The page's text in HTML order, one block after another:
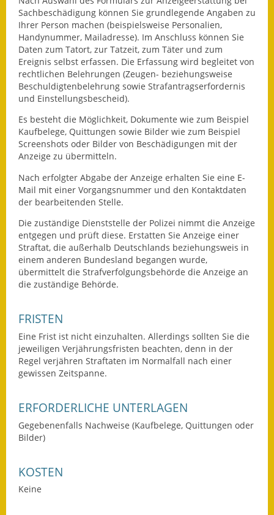
Eröffnungsbilanz
Getrennte
Abwassergebühr
Grundsteuerreform
Jahresabschlüsse
Heiraten in Notzingen
Notruftafel
Ortsrecht
Leben
Baugebiete & Bauplätze
Bauwasser/Wasser/Abwasser
Sachbeschädigung können Sie grundlegende Angaben zu
Ihrer Person machen (beispielsweise Personalien,
Handynummer, Mailadresse). Im Anschluss können Sie
Daten zum Tatort, zur Tatzeit, zum Täter und zum
Ereignis selbst erfassen. Die Erfassung wird begleitet von
rechtlichen Belehrungen (Zeugen- beziehungsweise
Beschuldigtenbelehrung sowie Strafantragserfordernis
und Einstellungsbescheid).
Es besteht die Möglichkeit, Dokumente wie zum Beispiel
Kaufbelege, Quittungen sowie Bilder wie zum Beispiel
Screenshots oder Bilder von Beschädigungen mit der
Anzeige zu übermitteln.
Nach erfolgter Abgabe der Anzeige erhalten Sie eine E-
Mail mit einer Vorgangsnummer und den Kontaktdaten
der bearbeitenden Stelle.
Die zuständige Dienststelle der Polizei nimmt die Anzeige
entgegen und prüft diese. Erstatten Sie Anzeige einer
Straftat, die außerhalb Deutschlands beziehungsweis in
einem anderen Bundesland begangen wurde,
übermittelt die Strafverfolgungsbehörde die Anzeige an
die zuständige Behörde.
FRISTEN
Eine Frist ist nicht einzuhalten. Allerdings sollten Sie die
jeweiligen Verjährungsfristen beachten, denn in der
Regel verjähren Straftaten im Normalfall nach einer
gewissen Zeitspanne.
ERFORDERLICHE UNTERLAGEN
Gegebenenfalls Nachweise (Kaufbelege, Quittungen oder
Bilder)
KOSTEN
Keine